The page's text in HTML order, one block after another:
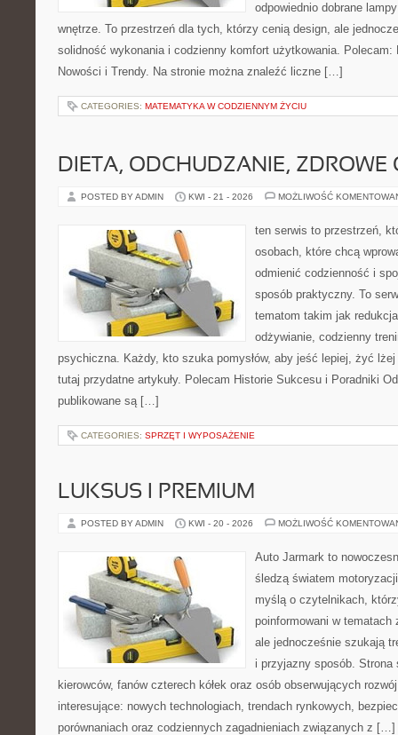
odpowiednio dobrane
wnętrze. To przestrzeń dla tych, którzy cenią design, ale
solidność wykonania i codzienny komfort użytkowania. Polecam:
Nowości i Trendy. Na stronie można znaleźć liczne […]
CATEGORIES: MATEMATYKA W CODZIENNYM ŻYCIU
DIETA, ODCHUDZANIE, ZDROWE
POSTED BY ADMIN KWI - 21 - 2026 MOŻLIWOŚĆ
ten serwis to przestrzeń,
osobach, które chcą
odmienić codzienność i
sposób praktyczny. To
tematom takim jak
odżywianie, codzienny
psychiczna. Każdy, kto szuka pomysłów, aby jeść lepiej, żyć
tutaj przydatne artykuły. Polecam Historie Sukcesu i Poradniki
publikowane są […]
CATEGORIES: SPRZĘT I WYPOSAŻENIE
LUKSUS I PREMIUM
POSTED BY ADMIN KWI - 20 - 2026 MOŻLIWOŚĆ
Auto Jarmark to
śledzą światem
myślą o czytelnikach,
poinformowani w
ale jednocześnie szukają
i przyjazny sposób.
kierowców, fanów czterech kółek oraz osób obserwujących
interesujące: nowych technologiach, trendach rynkowych,
porównaniach oraz codziennych zagadnieniach związanych z […]